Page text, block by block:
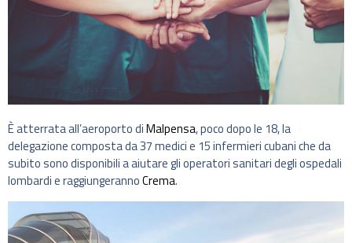
È atterrata all’aeroporto diMalpensa, poco dopo le 18, la
delegazione composta da 37 medici e 15 infermieri cubani che da
subito sono disponibili a aiutare gli operatori sanitari degli ospedali
lombardi e raggiungerannoCrema.